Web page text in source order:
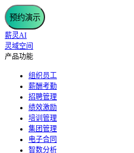
预约演示
薪灵AI
灵域空间
产品功能
组织员工
薪酬考勤
招聘管理
绩效激励
培训管理
集团管理
电子合同
智数分析